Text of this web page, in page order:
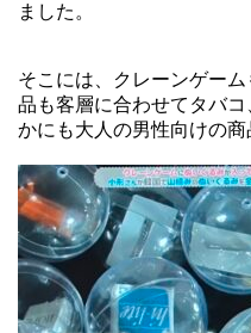
ました。
そこには、クレーンゲー
品も客層に合わせてタバ
かにも大人の男性向けの商